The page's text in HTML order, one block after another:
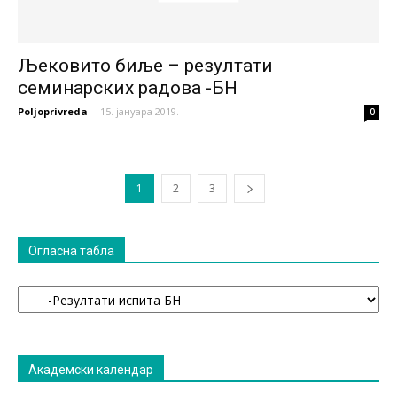
Љековито биље – резултати
семинарских радова -БН
Poljoprivreda - 15. јануара 2019. 0
1 2 3
Огласна табла
Огласна
табла
Академски календар